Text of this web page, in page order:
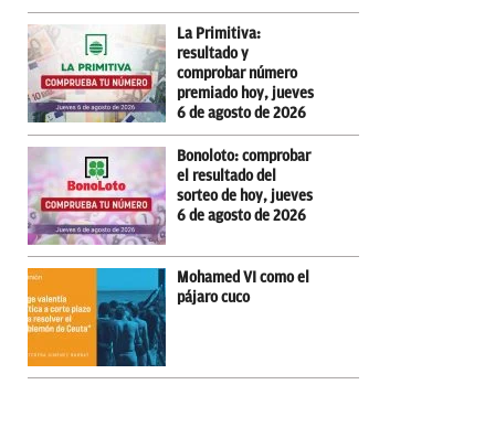
La Primitiva:
resultado y
comprobar número
premiado hoy, jueves
6 de agosto de 2026
Bonoloto: comprobar
el resultado del
sorteo de hoy, jueves
6 de agosto de 2026
Mohamed VI como el
pájaro cuco